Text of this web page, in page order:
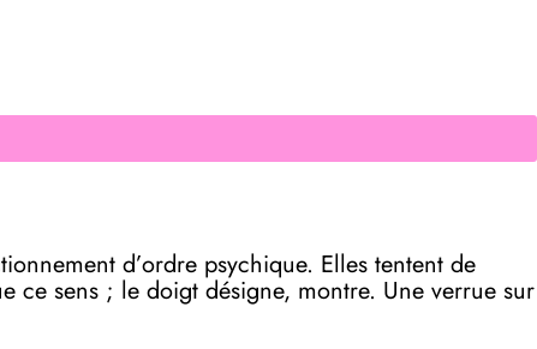
d’ordre psychique. Elles tentent de
ce sens ; le doigt désigne, montre. Une verrue sur